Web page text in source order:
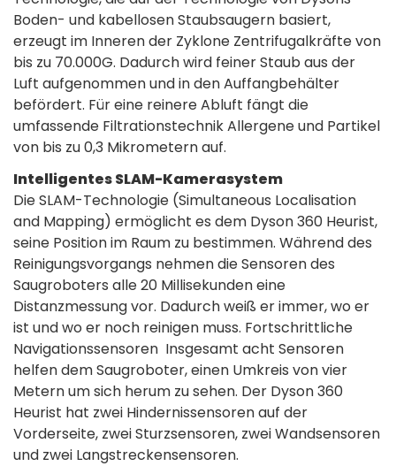
Boden- und kabellosen Staubsaugern basiert,
erzeugt im Inneren der Zyklone Zentrifugalkräfte von
bis zu 70.000G. Dadurch wird feiner Staub aus der
Luft aufgenommen und in den Auffangbehälter
befördert. Für eine reinere Abluft fängt die
umfassende Filtrationstechnik Allergene und Partikel
von bis zu 0,3 Mikrometern auf.
Intelligentes SLAM-Kamerasystem
Die SLAM-Technologie (Simultaneous Localisation
and Mapping) ermöglicht es dem Dyson 360 Heurist,
seine Position im Raum zu bestimmen. Während des
Reinigungsvorgangs nehmen die Sensoren des
Saugroboters alle 20 Millisekunden eine
Distanzmessung vor. Dadurch weiß er immer, wo er
ist und wo er noch reinigen muss. Fortschrittliche
Navigationssensoren Insgesamt acht Sensoren
helfen dem Saugroboter, einen Umkreis von vier
Metern um sich herum zu sehen. Der Dyson 360
Heurist hat zwei Hindernissensoren auf der
Vorderseite, zwei Sturzsensoren, zwei Wandsensoren
und zwei Langstreckensensoren.